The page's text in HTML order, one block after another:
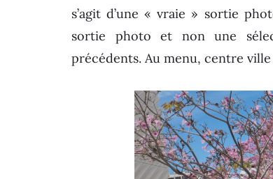
s’agit d’une « vraie » sortie
sortie photo et non une
précédents. Au menu, centre